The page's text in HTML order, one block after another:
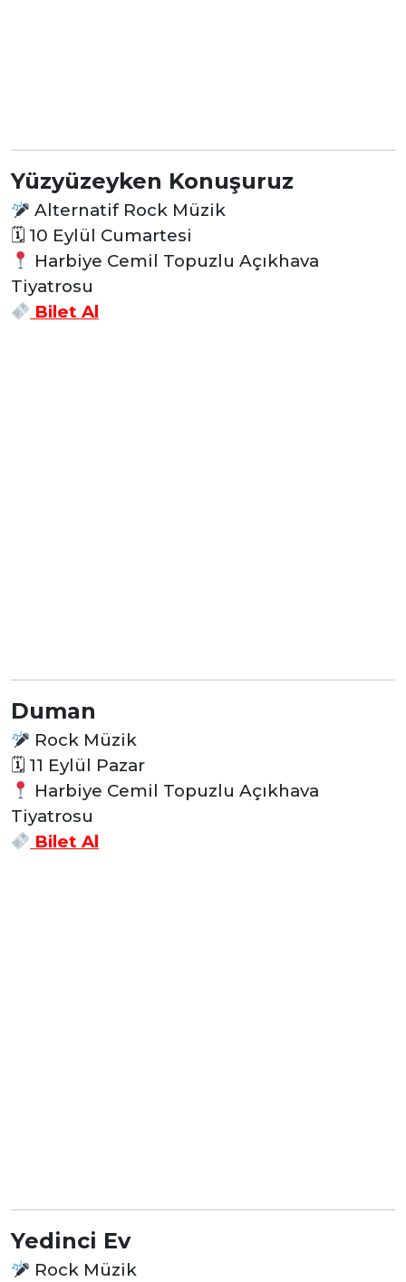
Yüzyüzeyken Konuşuruz
Alternatif Rock Müzik
🗓 10 Eylül Cumartesi
Harbiye Cemil Topuzlu Açıkhava
Tiyatrosu
Bilet Al
Duman
Rock Müzik
🗓 11 Eylül Pazar
Harbiye Cemil Topuzlu Açıkhava
Tiyatrosu
Bilet Al
Yedinci Ev
Rock Müzik